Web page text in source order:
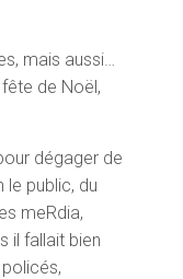
mais aussi…
de Noël,
dégager de
le public, du
meRdia,
il fallait bien